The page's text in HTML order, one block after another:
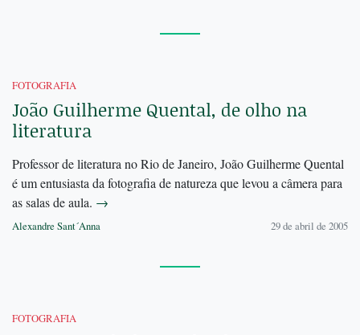
FOTOGRAFIA
João Guilherme Quental, de olho na
literatura
Professor de literatura no Rio de Janeiro, João Guilherme Quental
é um entusiasta da fotografia de natureza que levou a câmera para
as salas de aula. →
Alexandre Sant´Anna 29 de abril de 2005
FOTOGRAFIA